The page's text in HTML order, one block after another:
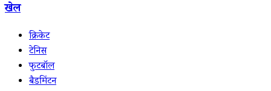
खेल
क्रिकेट
टेनिस
फुटबॉल
बैडमिंटन